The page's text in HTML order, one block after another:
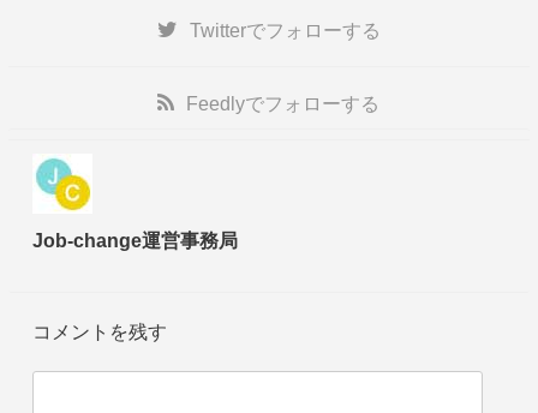
Twitterでフォローする
Feedlyでフォローする
Job-change運営事務局
コメントを残す